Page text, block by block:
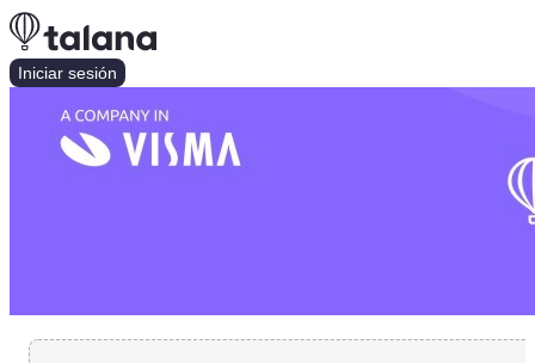
Iniciar sesión